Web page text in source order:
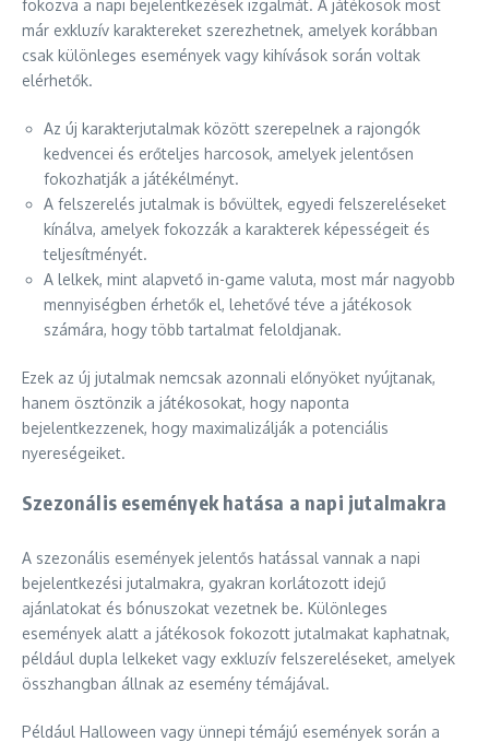
fokozva a napi bejelentkezések izgalmát. A játékosok most
már exkluzív karaktereket szerezhetnek, amelyek korábban
csak különleges események vagy kihívások során voltak
elérhetők.
Az új karakterjutalmak között szerepelnek a rajongók
kedvencei és erőteljes harcosok, amelyek jelentősen
fokozhatják a játékélményt.
A felszerelés jutalmak is bővültek, egyedi felszereléseket
kínálva, amelyek fokozzák a karakterek képességeit és
teljesítményét.
A lelkek, mint alapvető in-game valuta, most már nagyobb
mennyiségben érhetők el, lehetővé téve a játékosok
számára, hogy több tartalmat feloldjanak.
Ezek az új jutalmak nemcsak azonnali előnyöket nyújtanak,
hanem ösztönzik a játékosokat, hogy naponta
bejelentkezzenek, hogy maximalizálják a potenciális
nyereségeiket.
Szezonális események hatása a napi jutalmakra
A szezonális események jelentős hatással vannak a napi
bejelentkezési jutalmakra, gyakran korlátozott idejű
ajánlatokat és bónuszokat vezetnek be. Különleges
események alatt a játékosok fokozott jutalmakat kaphatnak,
például dupla lelkeket vagy exkluzív felszereléseket, amelyek
összhangban állnak az esemény témájával.
Például Halloween vagy ünnepi témájú események során a